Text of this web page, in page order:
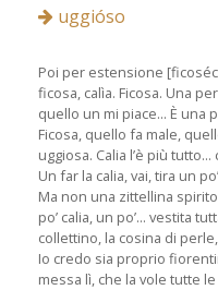
uggióso
Poi per estensione
ficosa, calìa. Ficosa. Una
quello un mi piace... È una
Ficosa, quello fa male,
uggiosa. Calia l’è più
Un far la calia, vai, tira un
Ma non una zittellina
po’ calia, un po’... vestita
collettino, la cosina di
Io credo sia proprio
messa lì, che la vole tutte